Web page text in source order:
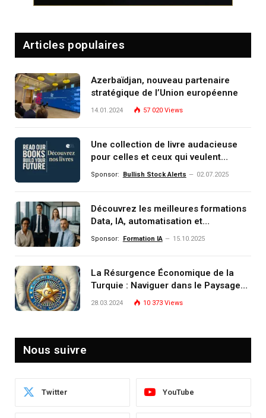
Articles populaires
Azerbaïdjan, nouveau partenaire
stratégique de l’Union européenne
14.01.2024 57 020 Views
Une collection de livre audacieuse
pour celles et ceux qui veulent
comprendre, investir et dominer le
Sponsor: Bullish Stock Alerts 02.07.2025
Découvrez les meilleures formations
Data, IA, automatisation et
investissement (gestion de
Sponsor: Formation IA 15.10.2025
La Résurgence Économique de la
Turquie : Naviguer dans le Paysage
Post-Crise
28.03.2024 10 373 Views
Nous suivre
Twitter YouTube